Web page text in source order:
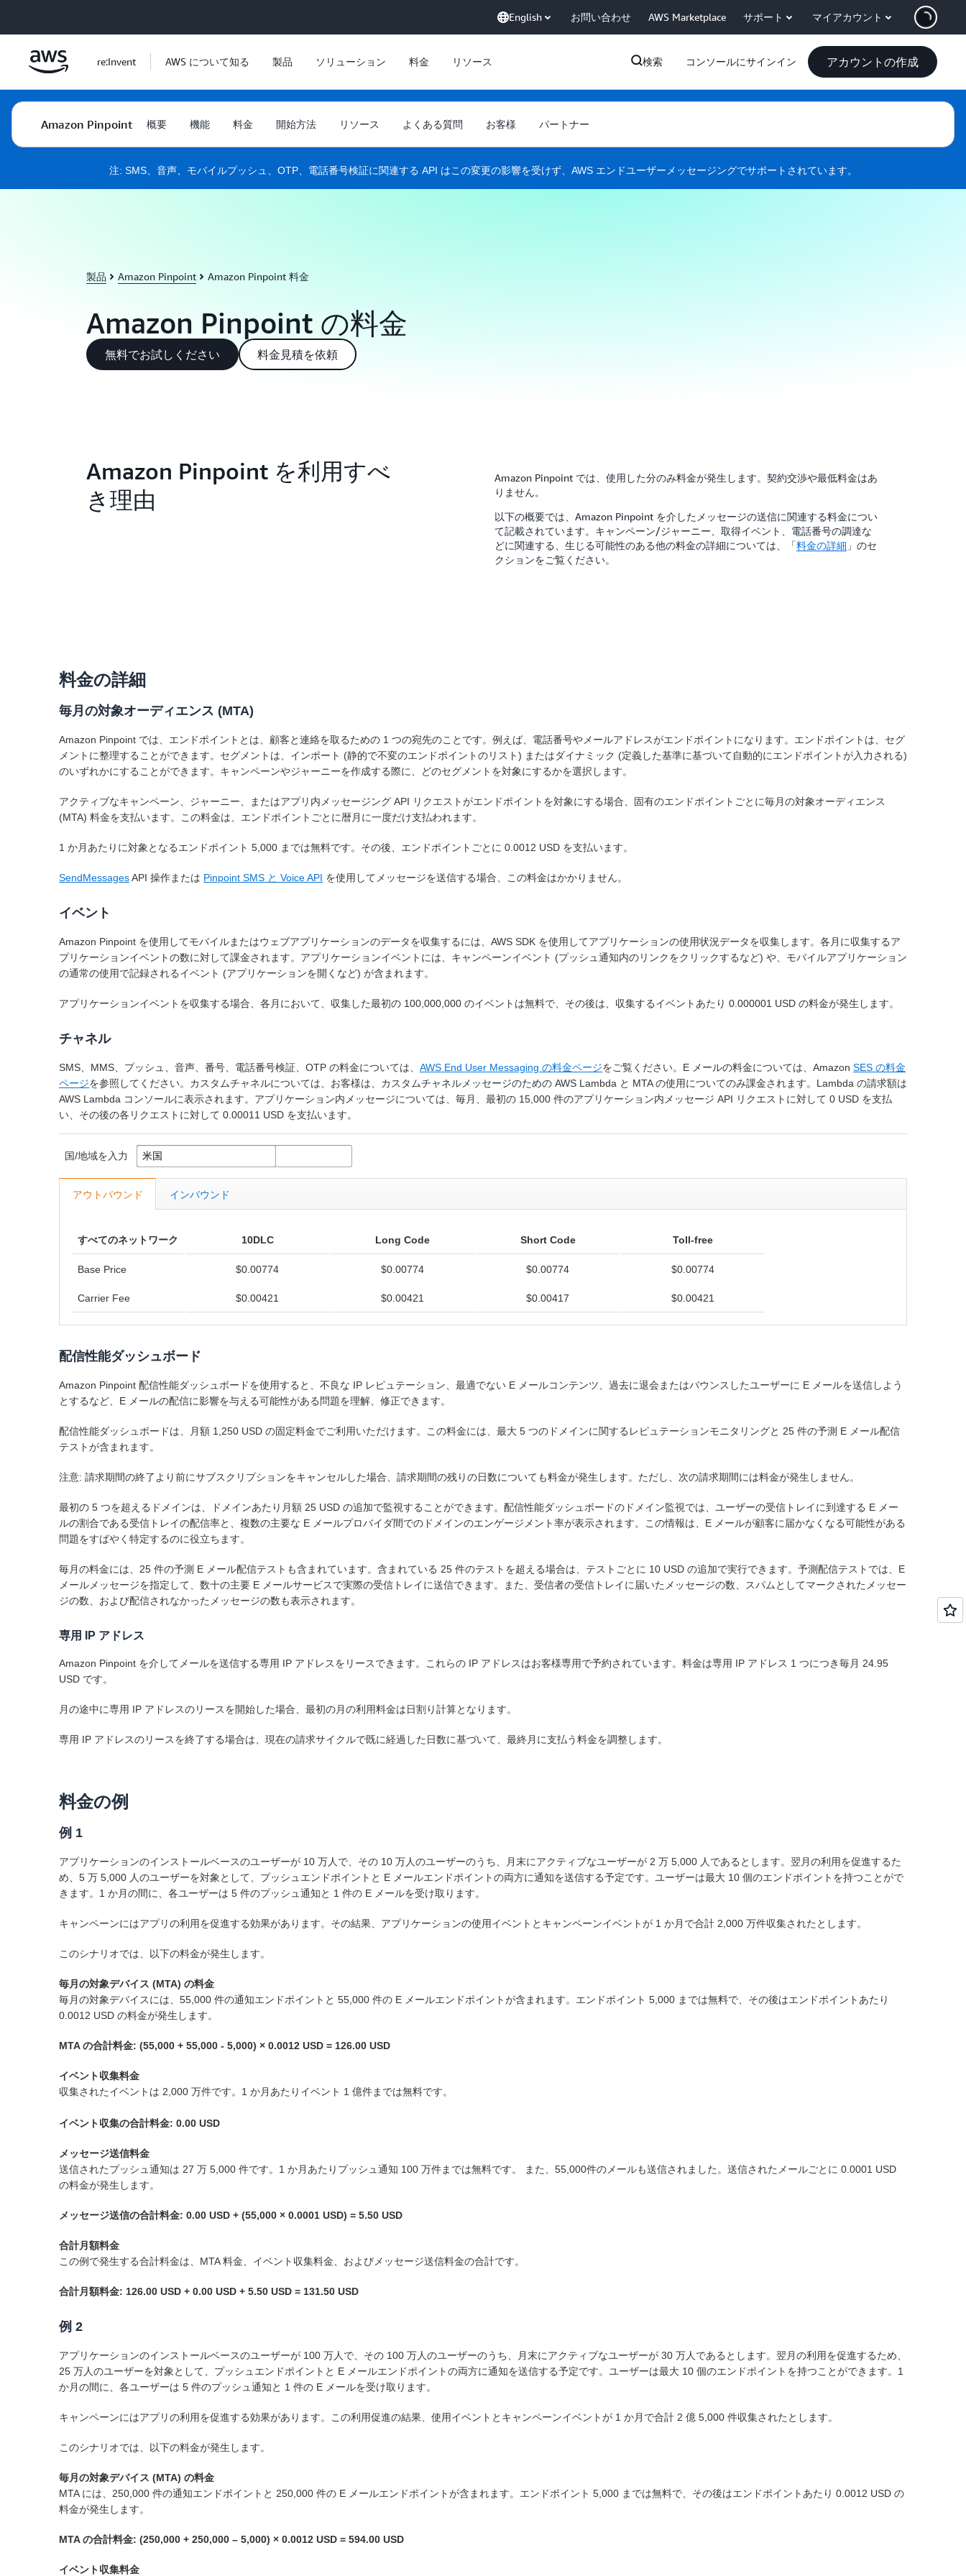
English お問い合わせ AWS Marketplace サポート マイアカウント
re:Invent AWS について知る 製品 ソリューション 料金 リソース 検索 コンソールにサインイン アカウントの作成
Amazon Pinpoint リソース (エンドポイント、セグメント、キャンペーン、ジャーニー、分析) にアクセスできなくなります。
注: SMS、音声、モバイルプッシュ、OTP、電話番号検証に関連する API はこの変更の影響を受けず、AWS エンドユーザーメッセージングでサポートされています。
Amazon Pinpoint 概要 機能 料金 開始方法 リソース よくある質問 お客様 パートナー
製品 Amazon Pinpoint Amazon Pinpoint 料金
Amazon Pinpoint の料金
無料でお試しください 料金見積を依頼
Amazon Pinpoint を利用すべ
き理由
Amazon Pinpoint では、使用した分のみ料金が発生します。契約交渉や最低料金はあ
りません。
以下の概要では、Amazon Pinpoint を介したメッセージの送信に関連する料金につい
て記載されています。キャンペーン/ジャーニー、取得イベント、電話番号の調達な
どに関連する、生じる可能性のある他の料金の詳細については、「料金の詳細 」のセ
クションをご覧ください。
料金の詳細
毎月の対象オーディエンス (MTA)
Amazon Pinpoint では、エンドポイントとは、顧客と連絡を取るための 1 つの宛先のことです。例えば、電話番号やメールアドレスがエンドポイントになります。エンドポイントは、セグ
メントに整理することができます。セグメントは、インポート (静的で不変のエンドポイントのリスト) またはダイナミック (定義した基準に基づいて自動的にエンドポイントが入力される)
のいずれかにすることができます。キャンペーンやジャーニーを作成する際に、どのセグメントを対象にするかを選択します。
アクティブなキャンペーン、ジャーニー、またはアプリ内メッセージング API リクエストがエンドポイントを対象にする場合、固有のエンドポイントごとに毎月の対象オーディエンス
(MTA) 料金を支払います。この料金は、エンドポイントごとに暦月に一度だけ支払われます。
1 か月あたりに対象となるエンドポイント 5,000 までは無料です。その後、エンドポイントごとに 0.0012 USD を支払います。
SendMessagesAPI 操作または Pinpoint SMS と Voice API を使用してメッセージを送信する場合、この料金はかかりません。
イベント
Amazon Pinpoint を使用してモバイルまたはウェブアプリケーションのデータを収集するには、AWS SDK を使用してアプリケーションの使用状況データを収集します。各月に収集するア
プリケーションイベントの数に対して課金されます。アプリケーションイベントには、キャンペーンイベント (プッシュ通知内のリンクをクリックするなど) や、モバイルアプリケーション
の通常の使用で記録されるイベント (アプリケーションを開くなど) が含まれます。
アプリケーションイベントを収集する場合、各月において、収集した最初の 100,000,000 のイベントは無料で、その後は、収集するイベントあたり 0.000001 USD の料金が発生します。
チャネル
SMS、MMS、プッシュ、音声、番号、電話番号検証、OTP の料金については、 AWS End User Messaging の料金ページをご覧ください。E メールの料金については、Amazon SES の料金
ページを参照してください。カスタムチャネルについては、お客様は、カスタムチャネルメッセージのための AWS Lambda と MTA の使用についてのみ課金されます。Lambda の請求額は
AWS Lambda コンソールに表示されます。アプリケーション内メッセージについては、毎月、最初の 15,000 件のアプリケーション内メッセージ API リクエストに対して 0 USD を支払
い、その後の各リクエストに対して 0.00011 USD を支払います。
国/地域を入力
アウトバウンド インバウンド
すべてのネットワーク 10DLC Long Code Short Code Toll-free
Base Price $0.00774 $0.00774 $0.00774 $0.00774
Carrier Fee $0.00421 $0.00421 $0.00417 $0.00421
配信性能ダッシュボード
Amazon Pinpoint 配信性能ダッシュボードを使用すると、不良な IP レピュテーション、最適でない E メールコンテンツ、過去に退会またはバウンスしたユーザーに E メールを送信しよう
とするなど、E メールの配信に影響を与える可能性がある問題を理解、修正できます。
配信性能ダッシュボードは、月額 1,250 USD の固定料金でご利用いただけます。この料金には、最大 5 つのドメインに関するレピュテーションモニタリングと 25 件の予測 E メール配信
テストが含まれます。
注意: 請求期間の終了より前にサブスクリプションをキャンセルした場合、請求期間の残りの日数についても料金が発生します。ただし、次の請求期間には料金が発生しません。
最初の 5 つを超えるドメインは、ドメインあたり月額 25 USD の追加で監視することができます。配信性能ダッシュボードのドメイン監視では、ユーザーの受信トレイに到達する E メー
ルの割合である受信トレイの配信率と、複数の主要な E メールプロバイダ間でのドメインのエンゲージメント率が表示されます。この情報は、E メールが顧客に届かなくなる可能性がある
問題をすばやく特定するのに役立ちます。
毎月の料金には、25 件の予測 E メール配信テストも含まれています。含まれている 25 件のテストを超える場合は、テストごとに 10 USD の追加で実行できます。予測配信テストでは、E
メールメッセージを指定して、数十の主要 E メールサービスで実際の受信トレイに送信できます。また、受信者の受信トレイに届いたメッセージの数、スパムとしてマークされたメッセー
ジの数、および配信されなかったメッセージの数も表示されます。
専用 IP アドレス
Amazon Pinpoint を介してメールを送信する専用 IP アドレスをリースできます。これらの IP アドレスはお客様専用で予約されています。料金は専用 IP アドレス 1 つにつき毎月 24.95
USD です。
月の途中に専用 IP アドレスのリースを開始した場合、最初の月の利用料金は日割り計算となります。
専用 IP アドレスのリースを終了する場合は、現在の請求サイクルで既に経過した日数に基づいて、最終月に支払う料金を調整します。
料金の例
例 1
アプリケーションのインストールベースのユーザーが 10 万人で、その 10 万人のユーザーのうち、月末にアクティブなユーザーが 2 万 5,000 人であるとします。翌月の利用を促進するた
め、5 万 5,000 人のユーザーを対象として、プッシュエンドポイントと E メールエンドポイントの両方に通知を送信する予定です。ユーザーは最大 10 個のエンドポイントを持つことがで
きます。1 か月の間に、各ユーザーは 5 件のプッシュ通知と 1 件の E メールを受け取ります。
キャンペーンにはアプリの利用を促進する効果があります。その結果、アプリケーションの使用イベントとキャンペーンイベントが 1 か月で合計 2,000 万件収集されたとします。
このシナリオでは、以下の料金が発生します。
毎月の対象デバイス (MTA) の料金
毎月の対象デバイスには、55,000 件の通知エンドポイントと 55,000 件の E メールエンドポイントが含まれます。エンドポイント 5,000 までは無料で、その後はエンドポイントあたり
0.0012 USD の料金が発生します。
MTA の合計料金: (55,000 + 55,000 - 5,000) × 0.0012 USD = 126.00 USD
イベント収集料金
収集されたイベントは 2,000 万件です。1 か月あたりイベント 1 億件までは無料です。
イベント収集の合計料金: 0.00 USD
メッセージ送信料金
送信されたプッシュ通知は 27 万 5,000 件です。1 か月あたりプッシュ通知 100 万件までは無料です。
また、55,000件のメールも送信されました。送信されたメールごとに 0.0001 USD
の料金が発生します。
メッセージ送信の合計料金: 0.00 USD + (55,000 × 0.0001 USD) = 5.50 USD
合計月額料金
この例で発生する合計料金は、MTA 料金、イベント収集料金、およびメッセージ送信料金の合計です。
合計月額料金: 126.00 USD + 0.00 USD + 5.50 USD = 131.50 USD
例 2
アプリケーションのインストールベースのユーザーが 100 万人で、その 100 万人のユーザーのうち、月末にアクティブなユーザーが 30 万人であるとします。翌月の利用を促進するため、
25 万人のユーザーを対象として、プッシュエンドポイントと E メールエンドポイントの両方に通知を送信する予定です。ユーザーは最大 10 個のエンドポイントを持つことができます。1
か月の間に、各ユーザーは 5 件のプッシュ通知と 1 件の E メールを受け取ります。
キャンペーンにはアプリの利用を促進する効果があります。この利用促進の結果、使用イベントとキャンペーンイベントが 1 か月で合計 2 億 5,000 件収集されたとします。
このシナリオでは、以下の料金が発生します。
毎月の対象デバイス (MTA) の料金
MTA には、250,000 件の通知エンドポイントと 250,000 件の E メールエンドポイントが含まれます。エンドポイント 5,000 までは無料で、その後はエンドポイントあたり 0.0012 USD の
料金が発生します。
MTA の合計料金: (250,000 + 250,000 – 5,000) × 0.0012 USD = 594.00 USD
イベント収集料金